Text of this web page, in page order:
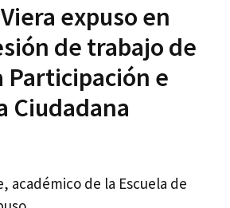
expuso en
de trabajo de
Participación e
Ciudadana
académico de la Escuela de